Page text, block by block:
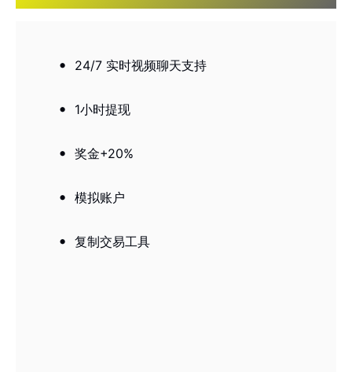
24/7 实时视频聊天支持
1小时提现
奖金+20%
模拟账户
复制交易工具